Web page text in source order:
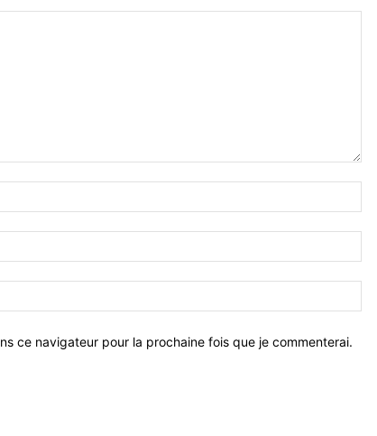
ce navigateur pour la prochaine fois que je commenterai.